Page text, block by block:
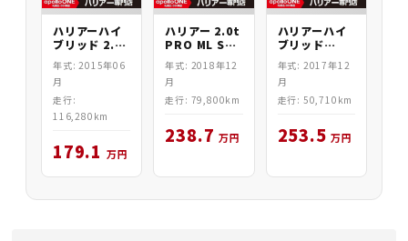
ハリアーハイ
ブリッド 2.5
PREMIUM
4WD
年式: 2015年06
月
走行:
116,280km
179.1 万円
ハリアー 2.0t
PRO ML SB
4WD
年式: 2018年12
月
走行: 79,800km
238.7 万円
ハリアーハイ
ブリッド
2.5HV
PREMIUM
4WD
年式: 2017年12
月
走行: 50,710km
253.5 万円